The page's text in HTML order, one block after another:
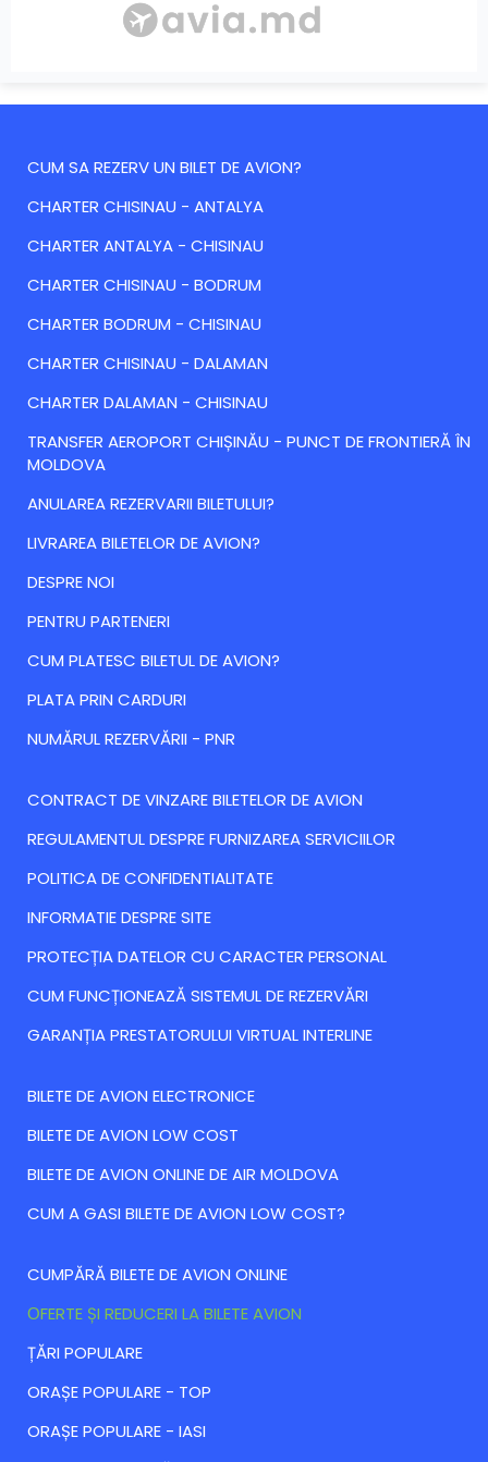
CUM SA REZERV UN BILET DE AVION?
CHARTER CHISINAU - ANTALYA
CHARTER ANTALYA - CHISINAU
CHARTER CHISINAU - BODRUM
CHARTER BODRUM - CHISINAU
CHARTER CHISINAU - DALAMAN
CHARTER DALAMAN - CHISINAU
TRANSFER AEROPORT CHIȘINĂU - PUNCT DE FRONTIERĂ ÎN
MOLDOVA
ANULAREA REZERVARII BILETULUI?
LIVRAREA BILETELOR DE AVION?
DESPRE NOI
PENTRU PARTENERI
CUM PLATESC BILETUL DE AVION?
PLATA PRIN CARDURI
NUMĂRUL REZERVĂRII - PNR
CONTRACT DE VINZARE BILETELOR DE AVION
REGULAMENTUL DESPRE FURNIZAREA SERVICIILOR
POLITICA DE CONFIDENTIALITATE
INFORMATIE DESPRE SITE
PROTECȚIA DATELOR CU CARACTER PERSONAL
CUM FUNCȚIONEAZĂ SISTEMUL DE REZERVĂRI
GARANȚIA PRESTATORULUI VIRTUAL INTERLINE
BILETE DE AVION ELECTRONICE
BILETE DE AVION LOW COST
BILETE DE AVION ONLINE DE AIR MOLDOVA
CUM A GASI BILETE DE AVION LOW COST?
CUMPĂRĂ BILETE DE AVION ONLINE
ОFERTE ȘI REDUCERI LA BILETE AVION
ȚĂRI POPULARE
ORAȘE POPULARE - TOP
ORAȘE POPULARE - IASI